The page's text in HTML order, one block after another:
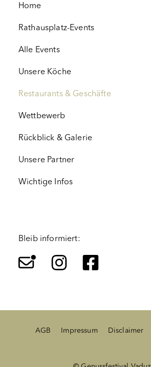
Home
Rathausplatz-Events
Alle Events
Unsere Köche
Restaurants & Geschäfte
Wettbewerb
Rückblick & Galerie
Unsere Partner
Wichtige Infos
Bleib informiert:
AGB Impressum Disclaimer